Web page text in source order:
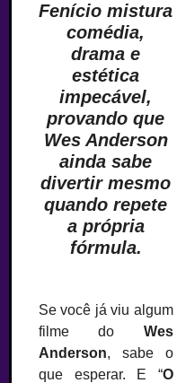
Fenício mistura
comédia,
drama e
estética
impecável,
provando que
Wes Anderson
ainda sabe
divertir mesmo
quando repete
a própria
fórmula.
Se você já viu algum
filme do Wes
Anderson, sabe o
que esperar. E “O